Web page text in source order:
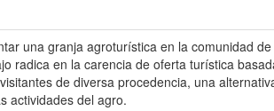
una granja agroturística en la comunidad
radica en la carencia de oferta turística
de diversa procedencia, una
actividades del agro.